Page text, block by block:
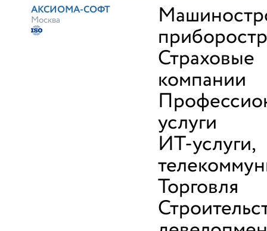
АКСИОМА-СОФТ
Москва
Страховые
компании
услуги
ИТ-услуги,
Торговля